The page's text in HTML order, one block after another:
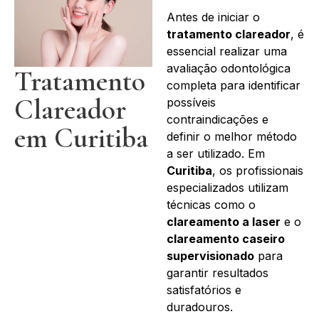
Tratamento
Clareador
em Curitiba
Antes de iniciar o
tratamento clareador, é
essencial realizar uma
avaliação odontológica
completa para identificar
possíveis
contraindicações e
definir o melhor método
a ser utilizado. Em
Curitiba, os profissionais
especializados utilizam
técnicas como o
clareamento a laser e o
clareamento caseiro
supervisionado para
garantir resultados
satisfatórios e
duradouros.